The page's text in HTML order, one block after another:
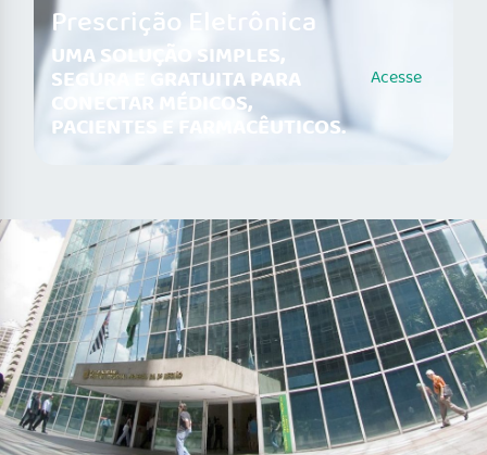
Prescrição Eletrônica
UMA SOLUÇÃO SIMPLES,
SEGURA E GRATUITA PARA
CONECTAR MÉDICOS,
PACIENTES E FARMACÊUTICOS.
Acesse